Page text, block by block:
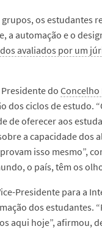
os estudantes
a automação e o
avaliados por um
Presidente do Concelho
dos ciclos de estudo.
de oferecer aos
a capacidade dos
isso mesmo”,
o país, têm os
Presidente para a
dos estudantes.
aqui hoje”, afirmou,